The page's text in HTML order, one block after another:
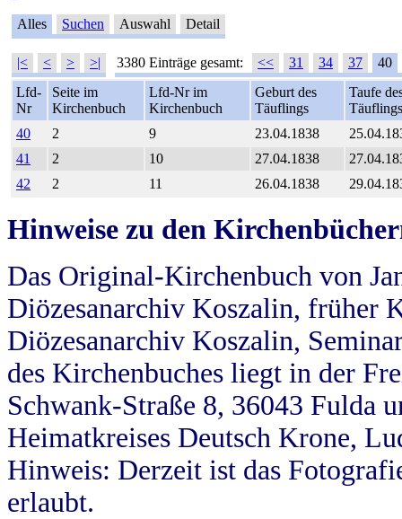
Alles Suchen Auswahl Detail
|< < > >| 3380 Einträge gesamt: << 31 34 37
40
Lfd-
Nr
Seite im
Kirchenbuch
Lfd-Nr im
Kirchenbuch
Geburt des
Täuflings
Taufe
Täuflings
40
2 9 23.04.1838
41
2 10 27.04.1838
42
2 11 26.04.1838
Hinweise zu den
Das Original-Kirchenbuch von
Diözesanarchiv Koszalin, früher
Diözesanarchiv Koszalin,
des Kirchenbuches liegt in der
Schwank-Straße 8, 36043 Fulda
Heimatkreises Deutsch Krone,
Hinweis: Derzeit ist das
erlaubt.